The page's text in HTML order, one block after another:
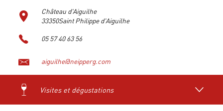
Château d'Aiguilhe
33350Saint Philippe d'Aiguilhe
05 57 40 63 56
aiguilhe@neipperg.com
Visites et dégustations